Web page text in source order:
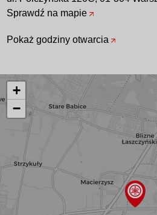
Pokaż godziny otwarcia
Sprawdź na mapie
+
−